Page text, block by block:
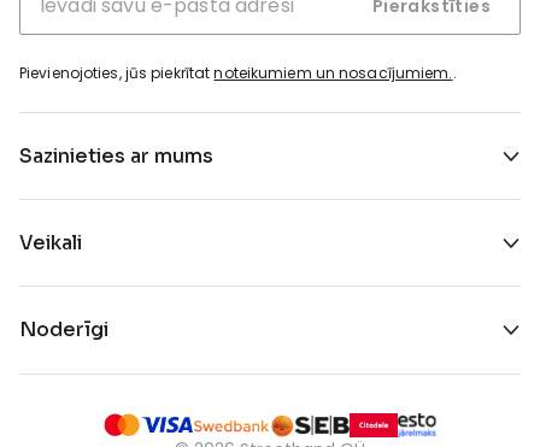
Pierakstīties
Pievienojoties, jūs piekrītatnoteikumiem un nosacījumiem..
Sazinieties ar mums
Veikali
Noderīgi